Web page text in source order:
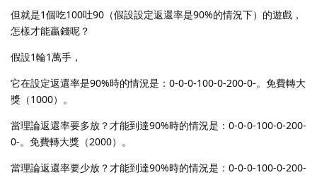
但就是1個吃100吐90（假設設定返還率是90%的情況下）的遊戲，
怎樣才能贏錢呢？
假設1輪1萬手，
它在設定返還率是90%時的情況是：0-0-0-100-0-200-0-。免費轉大
獎（1000）。
當理論返還率要多放？才能到達90%時的情況是：0-0-0-100-0-200-
0-。免費轉大獎（2000）。
當理論返還率要少放？才能到達90%時的情況是：0-0-0-100-0-200-